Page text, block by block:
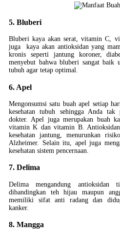
5. Bluberi
Bluberi kaya akan serat, vitamin C,
juga kaya akan antioksidan yang
kronis seperti jantung koroner,
menyebut bahwa bluberi sangat baik
tubuh agar tetap optimal.
6. Apel
Mengonsumsi satu buah apel setiap
kesehatan tubuh sehingga Anda
dokter. Apel juga merupakan buah
vitamin K dan vitamin B. Antioksidan
kesehatan jantung, menurunkan
Alzheimer. Selain itu, apel juga
kesehatan sistem pencernaan.
7. Delima
Delima mengandung
dibandingkan teh hijau maupun
memiliki sifat anti radang dan
kanker.
8. Mangga